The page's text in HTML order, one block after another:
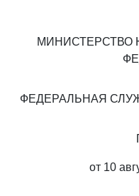
МИНИСТЕРСТВО
ФЕДЕРАЛЬНАЯ
от 10